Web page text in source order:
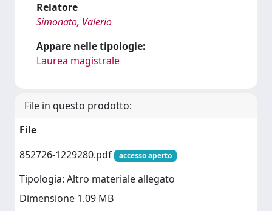
Relatore
Simonato, Valerio
Appare nelle tipologie:
Laurea magistrale
File in questo prodotto:
File
852726-1229280.pdf
accesso aperto
Tipologia: Altro materiale allegato
Dimensione 1.09 MB